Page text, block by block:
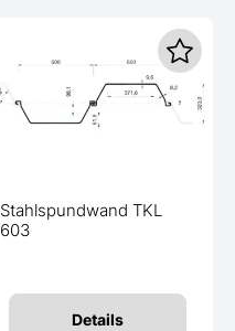
Stahlspundwand TKL
603
Details